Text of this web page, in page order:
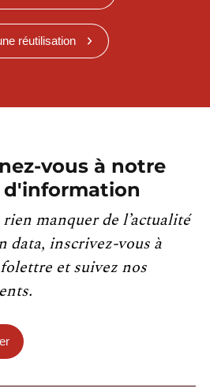
réutilisation
vous à notre
manquer de l’actualité
data, inscrivez-vous à
et suivez nos